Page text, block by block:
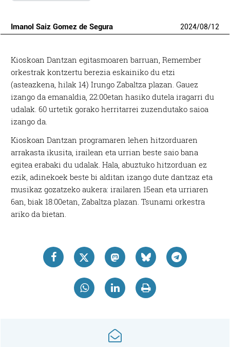
Imanol Saiz Gomez de Segura 2024/08/12
Kioskoan Dantzan egitasmoaren barruan, Remember
orkestrak kontzertu berezia eskainiko du etzi
(asteazkena, hilak 14) Irungo Zabaltza plazan. Gauez
izango da emanaldia, 22:00etan hasiko dutela iragarri du
udalak. 60 urtetik gorako herritarrei zuzendutako saioa
izango da.
Kioskoan Dantzan programaren lehen hitzorduaren
arrakasta ikusita, irailean eta urrian beste saio bana
egitea erabaki du udalak. Hala, abuztuko hitzorduan ez
ezik, adinekoek beste bi alditan izango dute dantzaz eta
musikaz gozatzeko aukera: irailaren 15ean eta urriaren
6an, biak 18:00etan, Zabaltza plazan. Tsunami orkestra
ariko da bietan.